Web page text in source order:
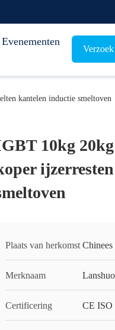
Evenementen
kantelen inductie smeltoven
10kg
Plaats van herkomst Chinees
Merknaam Lanshuo
Certificering CE ISO